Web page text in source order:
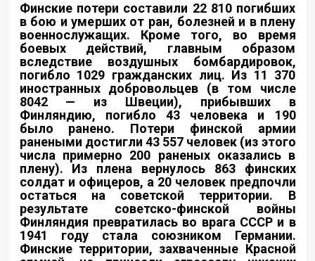
Финские потери составили 22 810 погибших
в бою и умерших от ран, болезней и в плену
военнослужащих. Кроме того, во время
боевых действий, главным образом
вследствие воздушных бомбардировок,
погибло 1029 гражданских лиц. Из 11 370
иностранных добровольцев (в том числе
8042 — из Швеции), прибывших в
Финляндию, погибло 43 человека и 190
было ранено. Потери финской армии
ранеными достигли 43 557 человек (из этого
числа примерно 200 раненых оказались в
плену). Из плена вернулось 863 финских
солдат и офицеров, а 20 человек предпочли
остаться на советской территории. В
результате советско-финской войны
Финляндия превратилась во врага СССР и в
1941 году стала союзником Германии.
Финские территории, захваченные Красной